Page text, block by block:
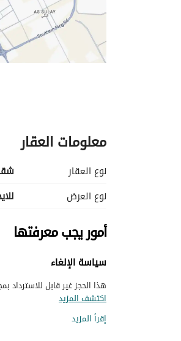
معلومات العقار
نوع العقار
نوع العرض
أمور يجب معرفتها
سياسة الإلغاء
هذا الحجز غير قابل للاسترداد
اكتشف المزيد
إقرأ المزيد